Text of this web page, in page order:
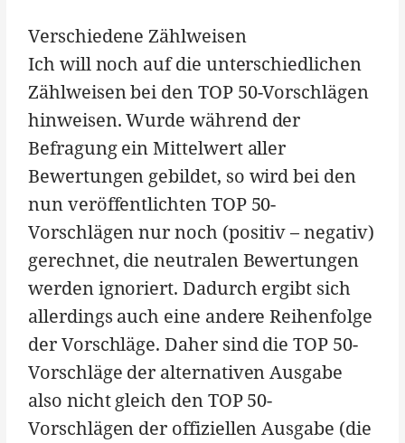
Verschiedene Zählweisen
Ich will noch auf die unterschiedlichen
Zählweisen bei den TOP 50-Vorschlägen
hinweisen. Wurde während der
Befragung ein Mittelwert aller
Bewertungen gebildet, so wird bei den
nun veröffentlichten TOP 50-
Vorschlägen nur noch (positiv – negativ)
gerechnet, die neutralen Bewertungen
werden ignoriert. Dadurch ergibt sich
allerdings auch eine andere Reihenfolge
der Vorschläge. Daher sind die TOP 50-
Vorschläge der alternativen Ausgabe
also nicht gleich den TOP 50-
Vorschlägen der offiziellen Ausgabe (die